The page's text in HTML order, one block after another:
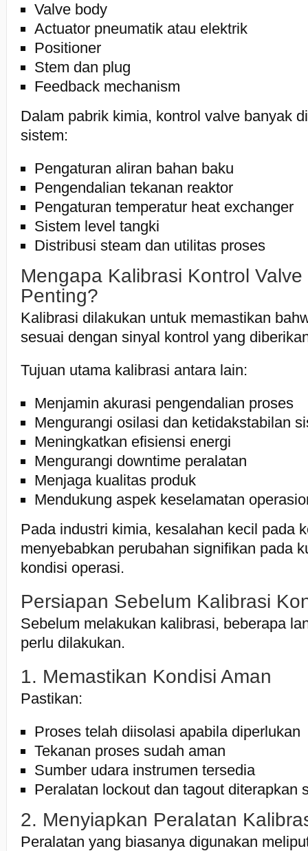
Valve body
Actuator pneumatik atau elektrik
Positioner
Stem dan plug
Feedback mechanism
Dalam pabrik kimia, kontrol valve banyak
sistem:
Pengaturan aliran bahan baku
Pengendalian tekanan reaktor
Pengaturan temperatur heat exchanger
Sistem level tangki
Distribusi steam dan utilitas proses
Mengapa Kalibrasi Kontrol
Penting?
Kalibrasi dilakukan untuk memastikan
sesuai dengan sinyal kontrol yang
Tujuan utama kalibrasi antara lain:
Menjamin akurasi pengendalian proses
Mengurangi osilasi dan ketidakstabilan
Meningkatkan efisiensi energi
Mengurangi downtime peralatan
Menjaga kualitas produk
Mendukung aspek keselamatan
Pada industri kimia, kesalahan kecil pada
menyebabkan perubahan signifikan pada
kondisi operasi.
Persiapan Sebelum Kalibrasi
Sebelum melakukan kalibrasi, beberapa
perlu dilakukan.
1. Memastikan Kondisi Aman
Pastikan:
Proses telah diisolasi apabila diperlukan
Tekanan proses sudah aman
Sumber udara instrumen tersedia
Peralatan lockout dan tagout diterapkan
2. Menyiapkan Peralatan
Peralatan yang biasanya digunakan